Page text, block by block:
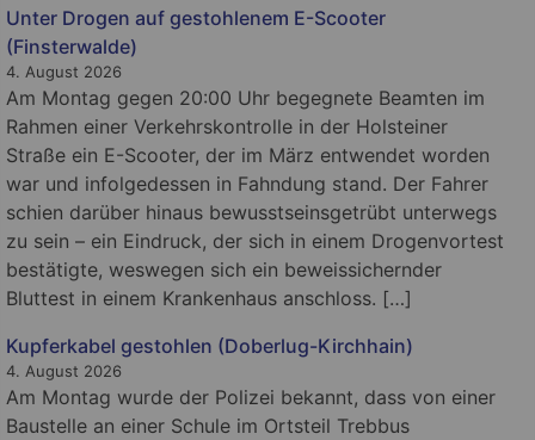
Unter Drogen auf gestohlenem E-Scooter
(Finsterwalde)
4. August 2026
Am Montag gegen 20:00 Uhr begegnete Beamten im
Rahmen einer Verkehrskontrolle in der Holsteiner
Straße ein E-Scooter, der im März entwendet worden
war und infolgedessen in Fahndung stand. Der Fahrer
schien darüber hinaus bewusstseinsgetrübt unterwegs
zu sein – ein Eindruck, der sich in einem Drogenvortest
bestätigte, weswegen sich ein beweissichernder
Bluttest in einem Krankenhaus anschloss. […]
Kupferkabel gestohlen (Doberlug-Kirchhain)
4. August 2026
Am Montag wurde der Polizei bekannt, dass von einer
Baustelle an einer Schule im Ortsteil Trebbus